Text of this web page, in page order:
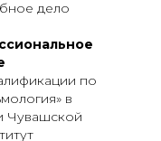
дело
по
в
Чувашской